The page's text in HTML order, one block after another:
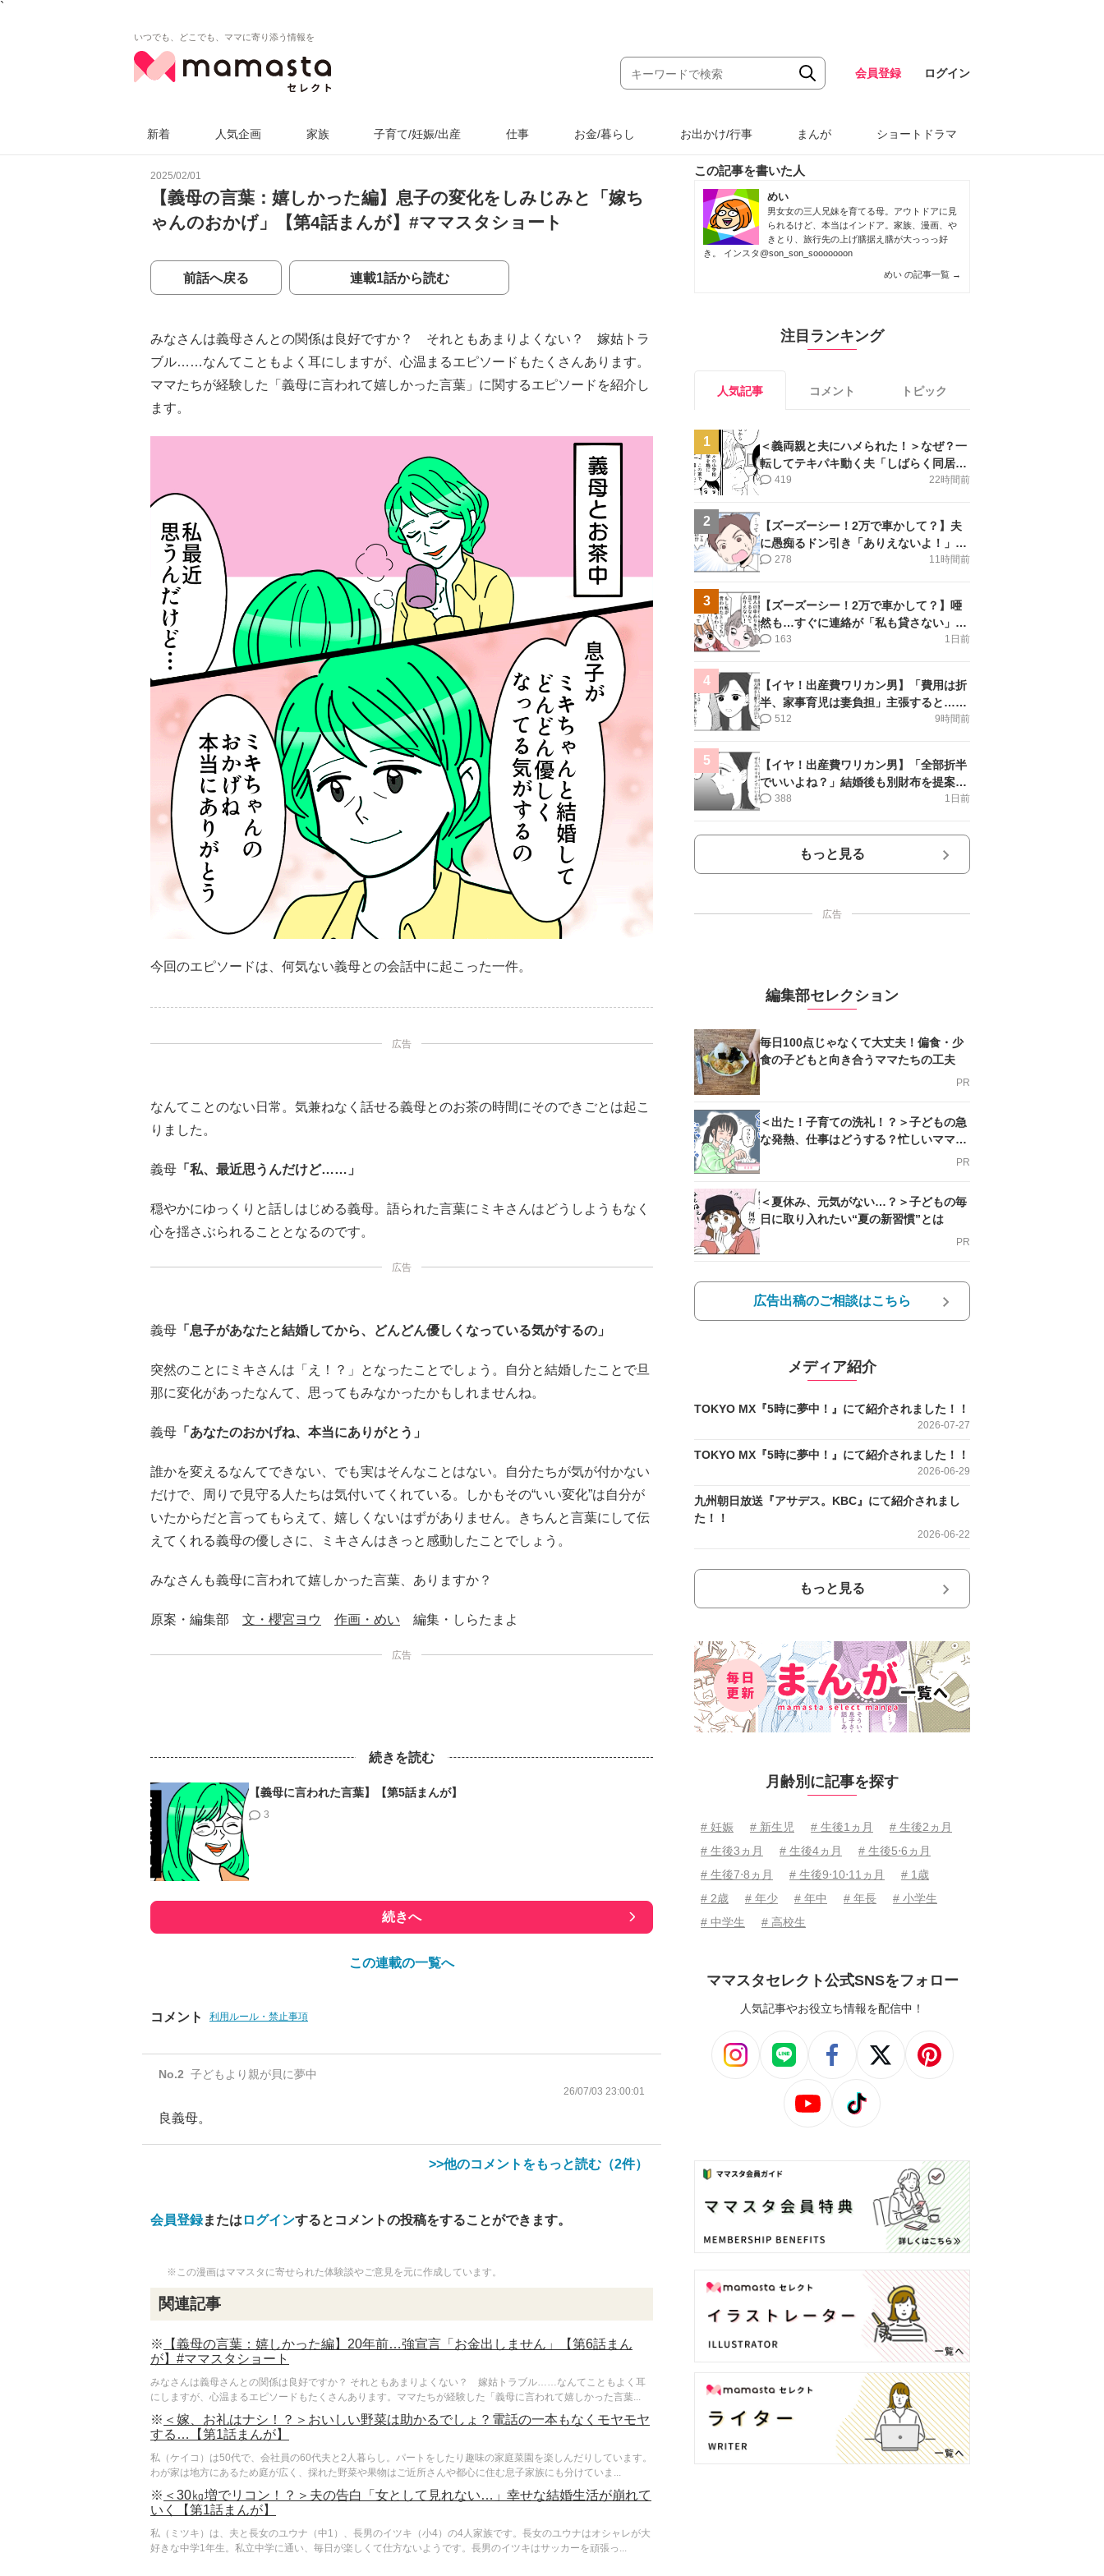
`
いつでも、どこでも、ママに寄り添う情報を
会員登録 ログイン
新着 人気企画 家族 子育て/妊娠/出産 仕事 お金/暮らし お出かけ/行事 まんが ショートドラマ
2025/02/01
【義母の言葉：嬉しかった編】息子の変化をしみじみと「嫁ち
ゃんのおかげ」【第4話まんが】#ママスタショート
前話へ戻る 連載1話から読む
みなさんは義母さんとの関係は良好ですか？ それともあまりよくない？ 嫁姑トラ
ブル……なんてこともよく耳にしますが、心温まるエピソードもたくさんあります。
ママたちが経験した「義母に言われて嬉しかった言葉」に関するエピソードを紹介し
ます。
今回のエピソードは、何気ない義母との会話中に起こった一件。
広告
なんてことのない日常。気兼ねなく話せる義母とのお茶の時間にそのできごとは起こ
りました。
義母 「私、最近思うんだけど……」
穏やかにゆっくりと話しはじめる義母。語られた言葉にミキさんはどうしようもなく
心を揺さぶられることとなるのです。
広告
義母 「息子があなたと結婚してから、どんどん優しくなっている気がするの」
突然のことにミキさんは「え！？」となったことでしょう。自分と結婚したことで旦
那に変化があったなんて、思ってもみなかったかもしれませんね。
義母 「あなたのおかげね、本当にありがとう」
誰かを変えるなんてできない、でも実はそんなことはない。自分たちが気が付かない
だけで、周りで見守る人たちは気付いてくれている。しかもその“いい変化”は自分が
いたからだと言ってもらえて、嬉しくないはずがありません。きちんと言葉にして伝
えてくれる義母の優しさに、ミキさんはきっと感動したことでしょう。
みなさんも義母に言われて嬉しかった言葉、ありますか？
原案・編集部 文・櫻宮ヨウ 作画・めい 編集・しらたまよ
広告
続きを読む
【義母に言われた言葉】【第5話まんが】
3
続きへ
この連載の一覧へ
コメント 利用ルール・禁止事項
No.2 子どもより親が貝に夢中
26/07/03 23:00:01
良義母。
>>他のコメントをもっと読む（2件）
会員登録または ログインするとコメントの投稿をすることができます。
※この漫画はママスタに寄せられた体験談やご意見を元に作成しています。
関連記事
※
【義母の言葉：嬉しかった編】20年前…強宣言「お金出しません」【第6話まん
が】#ママスタショート
みなさんは義母さんとの関係は良好ですか？ それともあまりよくない？ 嫁姑トラブル……なんてこともよく耳
にしますが、心温まるエピソードもたくさんあります。ママたちが経験した「義母に言われて嬉しかった言葉...
※ ＜嫁、お礼はナシ！？＞おいしい野菜は助かるでしょ？電話の一本もなくモヤモヤ
する…【第1話まんが】
私（ケイコ）は50代で、会社員の60代夫と2人暮らし。パートをしたり趣味の家庭菜園を楽しんだりしています。
わが家は地方にあるため庭が広く、採れた野菜や果物はご近所さんや都心に住む息子家族にも分けていま...
※ ＜30㎏増でリコン！？＞夫の告白「女として見れない…」幸せな結婚生活が崩れて
いく【第1話まんが】
私（ミツキ）は、夫と長女のユウナ（中1）、長男のイツキ（小4）の4人家族です。長女のユウナはオシャレが大
好きな中学1年生。私立中学に通い、毎日が楽しくて仕方ないようです。長男のイツキはサッカーを頑張っ...
この記事を書いた人
めい
男女女の三人兄妹を育てる母。アウトドアに見
られるけど、本当はインドア。家族、漫画、や
きとり、旅行先の上げ膳据え膳が大っっっ好
き。 インスタ@son_son_sooooooon
めい の記事一覧 →
注目ランキング
人気記事 コメント トピック
1
＜義両親と夫にハメられた！＞なぜ？一
転してテキパキ動く夫「しばらく同居」
提案され【第4話まんが】
22時間前
419
2
【ズーズーシー！2万で車かして？】夫
に愚痴るドン引き「ありえないよ！」＜
第16話＞#4コマ母道場
11時間前
278
3
【ズーズーシー！2万で車かして？】唖
然も…すぐに連絡が「私も貸さない」＜
第15話＞#4コマ母道場
1日前
163
4
【イヤ！出産費ワリカン男】「費用は折
半、家事育児は妻負担」主張すると…＜
第11話＞#4コマ母道場
9時間前
512
5
【イヤ！出産費ワリカン男】「全部折半
でいいよね？」結婚後も別財布を提案＜
第10話＞#4コマ母道場
1日前
388
もっと見る
広告
編集部セレクション
毎日100点じゃなくて大丈夫！偏食・少
食の子どもと向き合うママたちの工夫
PR
＜出た！子育ての洗礼！？＞子どもの急
な発熱、仕事はどうする？忙しいママを
PR
＜夏休み、元気がない…？＞子どもの毎
日に取り入れたい“夏の新習慣”とは
PR
広告出稿のご相談はこちら
メディア紹介
TOKYO MX『5時に夢中！』にて紹介されました！！
2026-07-27
TOKYO MX『5時に夢中！』にて紹介されました！！
2026-06-29
九州朝日放送『アサデス。KBC』にて紹介されまし
た！！
2026-06-22
もっと見る
月齢別に記事を探す
# 妊娠 # 新生児 # 生後1ヵ月
# 生後2ヵ月
# 生後3ヵ月
# 生後4ヵ月
# 生後5⋅6ヵ月
# 生後7⋅8ヵ月
# 生後9⋅10⋅11ヵ月
# 1歳
# 2歳
# 年少 # 年中 # 年長
# 小学生
# 中学生
# 高校生
ママスタセレクト公式SNSをフォロー
人気記事やお役立ち情報を配信中！